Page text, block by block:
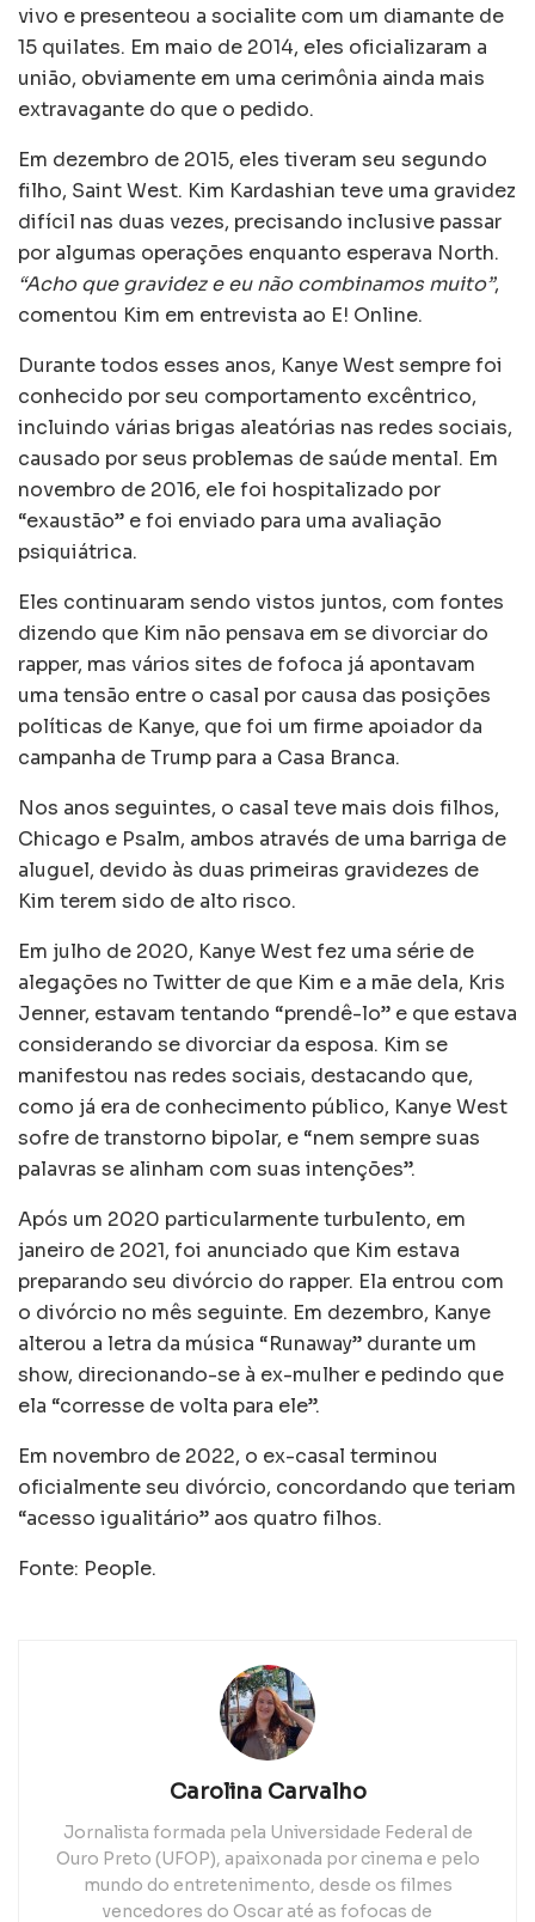
vivo e presenteou a socialite com um diamante de
15 quilates. Em maio de 2014, eles oficializaram a
união, obviamente em uma cerimônia ainda mais
extravagante do que o pedido.
Em dezembro de 2015, eles tiveram seu segundo
filho, Saint West. Kim Kardashian teve uma gravidez
difícil nas duas vezes, precisando inclusive passar
por algumas operações enquanto esperava North.
“Acho que gravidez e eu não combinamos muito”,
comentou Kim em entrevista ao E! Online.
Durante todos esses anos, Kanye West sempre foi
conhecido por seu comportamento excêntrico,
incluindo várias brigas aleatórias nas redes sociais,
causado por seus problemas de saúde mental. Em
novembro de 2016, ele foi hospitalizado por
“exaustão” e foi enviado para uma avaliação
psiquiátrica.
Eles continuaram sendo vistos juntos, com fontes
dizendo que Kim não pensava em se divorciar do
rapper, mas vários sites de fofoca já apontavam
uma tensão entre o casal por causa das posições
políticas de Kanye, que foi um firme apoiador da
campanha de Trump para a Casa Branca.
Nos anos seguintes, o casal teve mais dois filhos,
Chicago e Psalm, ambos através de uma barriga de
aluguel, devido às duas primeiras gravidezes de
Kim terem sido de alto risco.
Em julho de 2020, Kanye West fez uma série de
alegações no Twitter de que Kim e a mãe dela, Kris
Jenner, estavam tentando “prendê-lo” e que estava
considerando se divorciar da esposa. Kim se
manifestou nas redes sociais, destacando que,
como já era de conhecimento público, Kanye West
sofre de transtorno bipolar, e “nem sempre suas
palavras se alinham com suas intenções”.
Após um 2020 particularmente turbulento, em
janeiro de 2021, foi anunciado que Kim estava
preparando seu divórcio do rapper. Ela entrou com
o divórcio no mês seguinte. Em dezembro, Kanye
alterou a letra da música “Runaway” durante um
show, direcionando-se à ex-mulher e pedindo que
ela “corresse de volta para ele”.
Em novembro de 2022, o ex-casal terminou
oficialmente seu divórcio, concordando que teriam
“acesso igualitário” aos quatro filhos.
Fonte: People.
Carolina Carvalho
Jornalista formada pela Universidade Federal de
Ouro Preto (UFOP), apaixonada por cinema e pelo
mundo do entretenimento, desde os filmes
vencedores do Oscar até as fofocas de